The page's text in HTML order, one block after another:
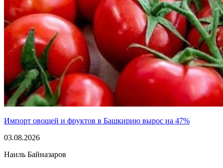
Импорт овощей и фруктов в Башкирию вырос на 47%
03.08.2026
Наиль Байназаров